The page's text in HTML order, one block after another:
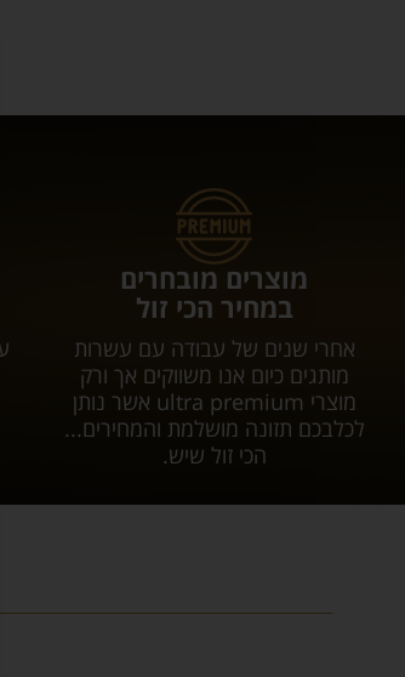
מוצרים מובחרים
במחיר הכי זול
אחרי שנים של עבודה עם עשרות
מותגים כיום אנו משווקים אך ורק
מוצרי ultra premium אשר נותן
לכלבכם תזונה מושלמת והמחירים...
הכי זול שיש.